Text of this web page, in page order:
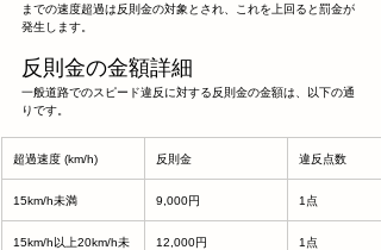
までの速度超過は反則金の対象とされ、これを上回ると罰金が
発生します。
反則金の金額詳細
一般道路でのスピード違反に対する反則金の金額は、以下の通
りです。
超過速度 (km/h) 反則金 違反点数
15km/h未満 9,000円 1点
15km/h以上20km/h未
12,000円 1点